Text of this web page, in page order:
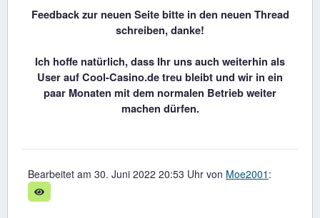
Feedback zur neuen Seite bitte in den neuen Thread
schreiben, danke!
Ich hoffe natürlich, dass Ihr uns auch weiterhin als
User auf Cool-Casino.de treu bleibt und wir in ein
paar Monaten mit dem normalen Betrieb weiter
machen dürfen.
Bearbeitet am 30. Juni 2022 20:53 Uhr von Moe2001 :